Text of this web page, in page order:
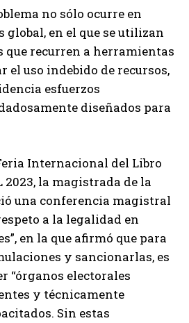
no sólo ocurre en
global, en el que se utilizan
que recurren a herramientas
el uso indebido de recursos,
esfuerzos
diseñados para
Internacional del Libro
2023, la magistrada de la
una conferencia magistral
a la legalidad en
en la que afirmó que para
y sancionarlas, es
“órganos electorales
y técnicamente
Sin estas